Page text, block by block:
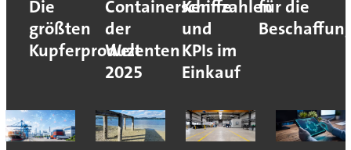
Die
größten
Kupferproduzenten
Containerschiffe
der
Welt
2025
Kennzahlen
und
KPIs im
Einkauf
für die